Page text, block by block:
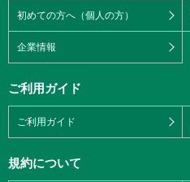
初めての方へ（個人の方）
企業情報
ご利用ガイド
ご利用ガイド
規約について